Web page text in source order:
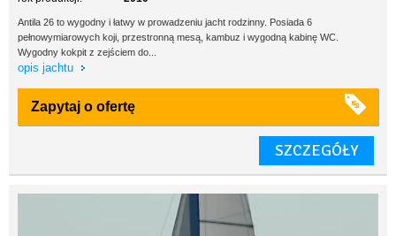
Antila 26 to wygodny i łatwy w prowadzeniu jacht rodzinny. Posiada 6
pełnowymiarowych koji, przestronną mesą, kambuz i wygodną kabinę WC.
Wygodny kokpit z zejściem do...
opis jachtu
Zapytaj o ofertę
SZCZEGÓŁY